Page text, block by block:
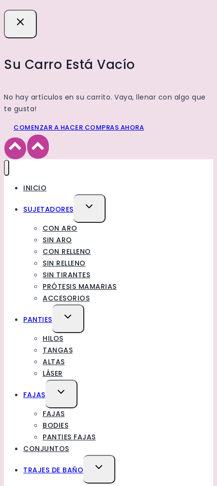
Su Carro Está Vacío
No hay artículos en su carrito. Vaya, llenar con algo que
te gusta!
COMENZAR A HACER COMPRAS AHORA
INICIO
SUJETADORES
TOGGLE
CON ARO
SIN ARO
CON RELLENO
SIN RELLENO
SIN TIRANTES
PRÓTESIS MAMARIAS
ACCESORIOS
PANTIES
TOGGLE
MENU
HILOS
TANGAS
ALTAS
LÁSER
FAJAS
TOGGLE
MENU
FAJAS
BODIES
PANTIES FAJAS
CONJUNTOS
TRAJES DE BAÑO
TOGGLE